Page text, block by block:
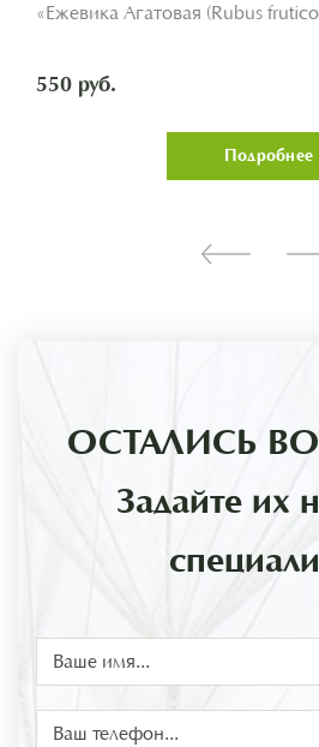
«Ежевика Агатовая (Rubus
550 руб.
Подробнее
ОСТАЛИСЬ
Задайте их